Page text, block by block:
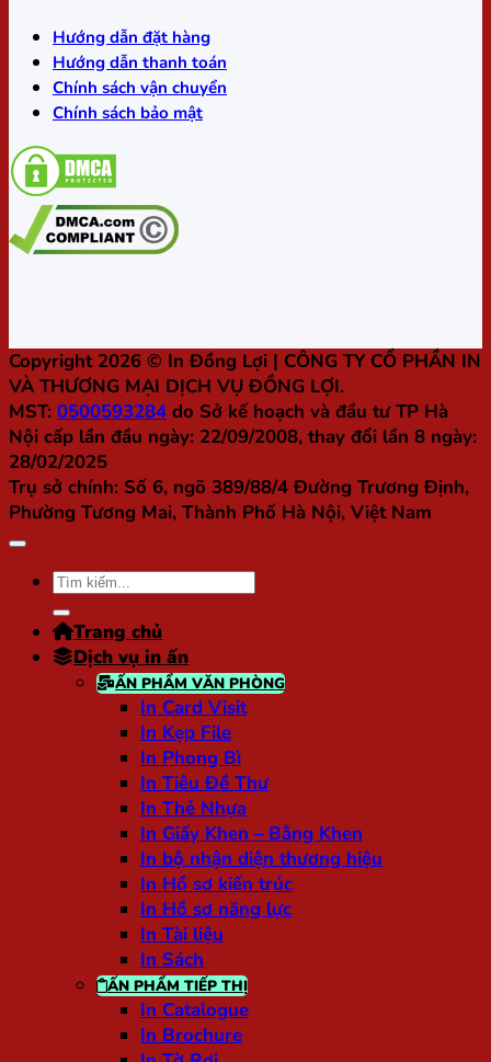
Hướng dẫn đặt hàng
Hướng dẫn thanh toán
Chính sách vận chuyển
Chính sách bảo mật
Copyright 2026 © In Đồng Lợi | CÔNG TY CỔ PHẦN IN
VÀ THƯƠNG MẠI DỊCH VỤ ĐỒNG LỢI.
MST: 0500593284 do Sở kế hoạch và đầu tư TP Hà
Nội cấp lần đầu ngày: 22/09/2008, thay đổi lần 8 ngày:
28/02/2025
Trụ sở chính: Số 6, ngõ 389/88/4 Đường Trương Định,
Phường Tương Mai, Thành Phố Hà Nội, Việt Nam
Tìm
kiếm:
Trang chủ
Dịch vụ in ấn
ẤN PHẨM VĂN PHÒNG
In Card Visit
In Kẹp File
In Phong Bì
In Tiêu Đề Thư
In Thẻ Nhựa
In Giấy Khen – Bằng Khen
In bộ nhận diện thương hiệu
In Hồ sơ kiến trúc
In Hồ sơ năng lực
In Tài liệu
In Sách
ẤN PHẨM TIẾP THỊ
In Catalogue
In Brochure